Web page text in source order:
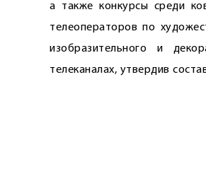
а также конкурсы среди
телеоператоров по
изобразительного и
телеканалах, утвердив